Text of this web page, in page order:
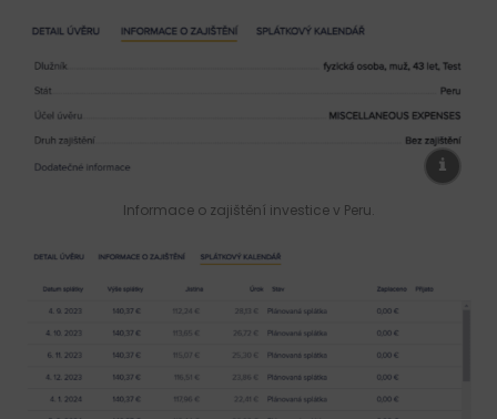
Informace o zajištění investice v Peru.